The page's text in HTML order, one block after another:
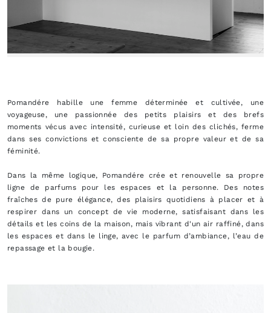
Pomandére habille une femme déterminée et cultivée, une
voyageuse, une passionnée des petits plaisirs et des brefs
moments vécus avec intensité, curieuse et loin des clichés, ferme
dans ses convictions et consciente de sa propre valeur et de sa
féminité.
Dans la même logique, Pomandére crée et renouvelle sa propre
ligne de parfums pour les espaces et la personne. Des notes
fraîches de pure élégance, des plaisirs quotidiens à placer et à
respirer dans un concept de vie moderne, satisfaisant dans les
détails et les coins de la maison, mais vibrant d'un air raffiné, dans
les espaces et dans le linge, avec le parfum d’ambiance, l’eau de
repassage et la bougie.